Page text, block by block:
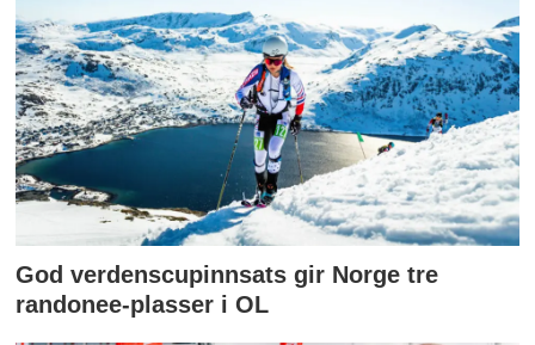
God verdenscupinnsats gir Norge tre
randonee-plasser i OL